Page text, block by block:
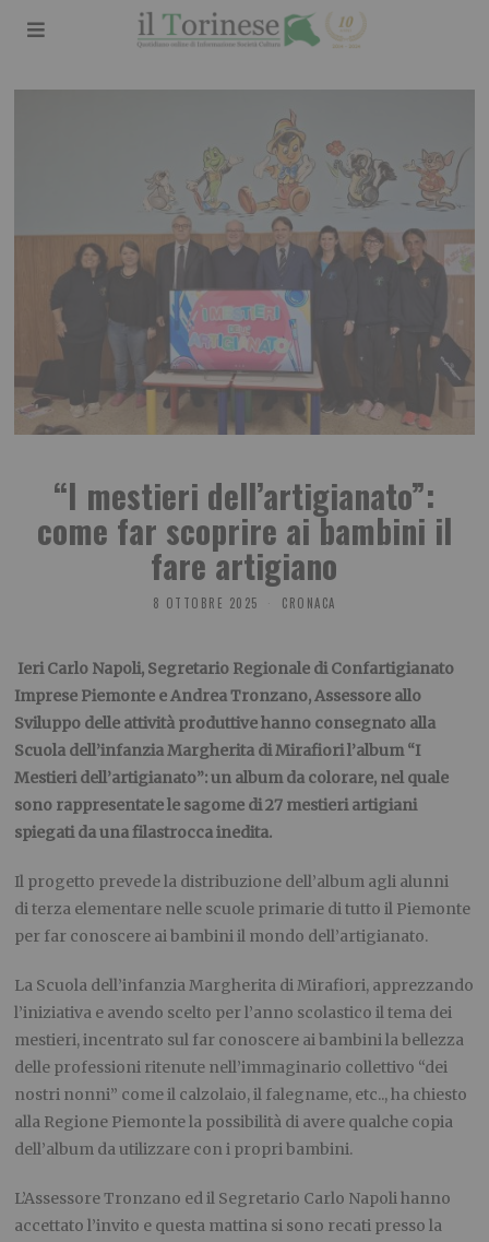
“I mestieri dell’artigianato”:
come far scoprire ai bambini il
fare artigiano
8 OTTOBRE 2025 CRONACA
IeriCarlo Napoli, Segretario Regionale di Confartigianato
Imprese Piemonte e Andrea Tronzano, Assessore allo
Sviluppo delle attività produttive hanno consegnato alla
Scuola dell’infanzia Margherita di Mirafiori l’album “I
Mestieri dell’artigianato”: un album da colorare, nel quale
sono rappresentate le sagome di 27 mestieri artigiani
spiegati da una filastrocca inedita.
Il progetto prevede la distribuzione dell’album agli alunni
di terza elementare nelle scuole primarie di tutto il Piemonte
per far conoscere ai bambini il mondo dell’artigianato.
La Scuola dell’infanzia Margherita di Mirafiori, apprezzando
l’iniziativa e avendo scelto per l’anno scolastico il tema dei
mestieri, incentrato sul far conoscere ai bambini la bellezza
delle professioni ritenute nell’immaginario collettivo “dei
nostri nonni” come il calzolaio, il falegname, etc.., ha chiesto
alla Regione Piemonte la possibilità di avere qualche copia
dell’album da utilizzare con i propri bambini.
L’Assessore Tronzano ed il Segretario Carlo Napoli hanno
accettato l’invito e questa mattina si sono recati presso la